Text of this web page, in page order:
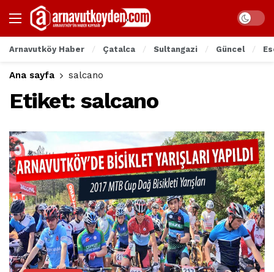
Arnavutköy Haber Çatalca Sultangazi Güncel
Ana sayfa salcano
Etiket: salcano